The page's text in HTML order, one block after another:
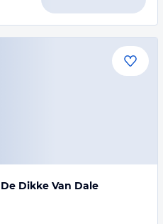
Dikke Van Dale